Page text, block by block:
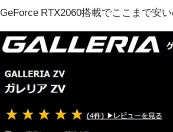
GeForce RTX2060搭載でここまで安